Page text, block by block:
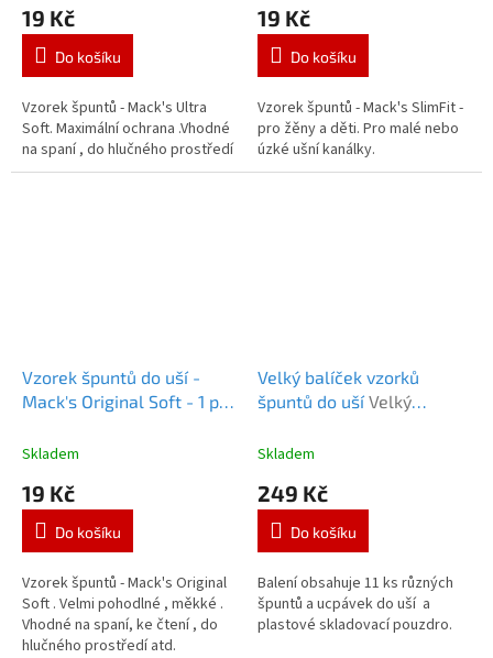
produktu
5,0
5
hvězdiček.
19 Kč
Do košíku
Vzorek špuntů - Mack's Ultra
Soft. Maximální ochrana .Vhodné
na spaní , do hlučného prostředí
produktu
5,0
5
hvězdiček.
19 Kč
Do košíku
Vzorek špuntů - Mack's SlimFit -
pro žěny a děti. Pro malé nebo
úzké ušní kanálky.
Vzorek špuntů do uší -
Mack's Original Soft - 1 pár
Skladem
19 Kč
Do košíku
Vzorek špuntů - Mack's Original
Soft . Velmi pohodlné , měkké .
Vhodné na spaní, ke čtení , do
hlučného prostředí atd.
Velký balíček vzorků
špuntů do ušíVelký
Skladem
249 Kč
Do košíku
Balení obsahuje 11 ks různých
špuntů a ucpávek do uší a
plastové skladovací pouzdro.